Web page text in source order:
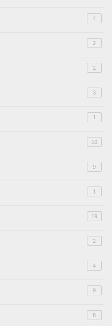
4
2
2
3
1
10
9
1
19
2
4
9
8